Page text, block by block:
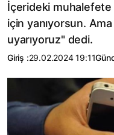
İçerideki
için yanıyorsun.
uyarıyoruz" dedi.
Giriş :29.02.2024 19:11